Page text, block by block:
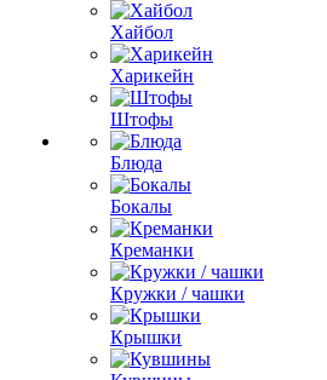
Хайбол
Харикейн
Штофы
Блюда
Бокалы
Креманки
Кружки / чашки
Крышки